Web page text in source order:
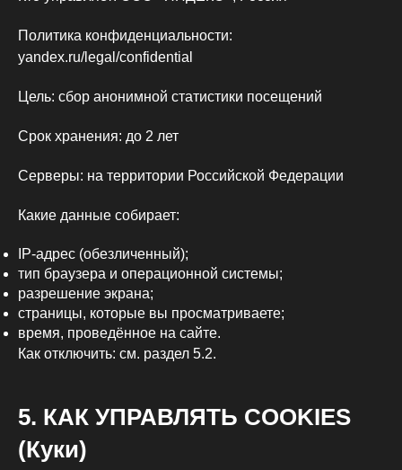
Политика конфиденциальности:
yandex.ru/legal/confidential
Цель: сбор анонимной статистики посещений
Срок хранения: до 2 лет
Серверы: на территории Российской Федерации
Какие данные собирает:
IP-адрес (обезличенный);
тип браузера и операционной системы;
разрешение экрана;
страницы, которые вы просматриваете;
время, проведённое на сайте.
Как отключить: см. раздел 5.2.
5. КАК УПРАВЛЯТЬ COOKIES
(Куки)